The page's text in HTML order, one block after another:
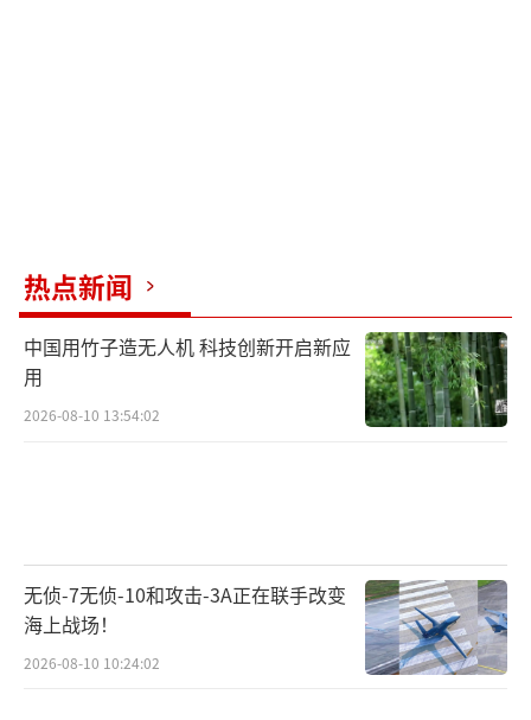
热点新闻
中国用竹子造无人机 科技创新开启新应
用
2026-08-10 13:54:02
无侦-7无侦-10和攻击-3A正在联手改变
海上战场！
2026-08-10 10:24:02